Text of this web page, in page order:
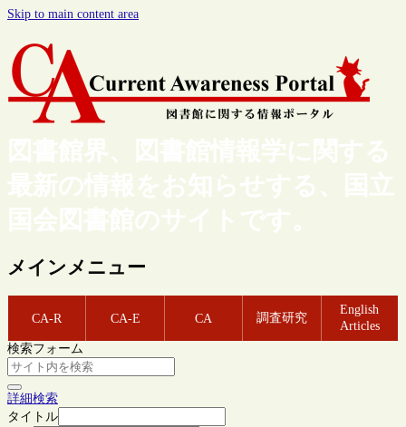
Skip to main content area
図書館界、図書館情報学に関する
最新の情報をお知らせする、国立
国会図書館のサイトです。
メインメニュー
CA-R CA-E CA 調査研究
English
Articles
検索フォーム
詳細検索
タイトル